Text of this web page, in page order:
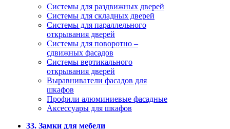
Системы для раздвижных дверей
Системы для складных дверей
Системы для параллельного
открывания дверей
Системы для поворотно –
сдвижных фасадов
Системы вертикального
открывания дверей
Выравниватели фасадов для
шкафов
Профили алюминиевые фасадные
Аксессуары для шкафов
33. Замки для мебели